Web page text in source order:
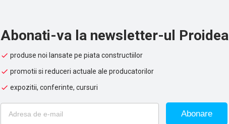
Abonati-va la newsletter-ul Proidea
produse noi lansate pe piata constructiilor
promotii si reduceri actuale ale producatorilor
expozitii, conferinte, cursuri
Abonare